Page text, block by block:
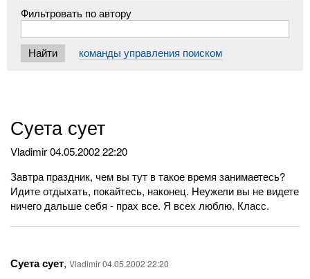
Фильтровать по автору
команды управления поиском
Суета сует
Vladimir04.05.2002 22:20
Завтра праздник, чем вы тут в такое время занимаетесь?
Идите отдыхать, покайтесь, наконец. Неужели вы не видете
ничего дальше себя - прах все. Я всех люблю. Класс.
Суета сует,Vladimir 04.05.2002 22:20